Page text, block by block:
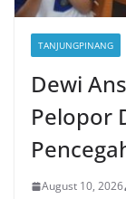
TANJUNGPINANG
Dewi
Pelopor
August 10, 2026